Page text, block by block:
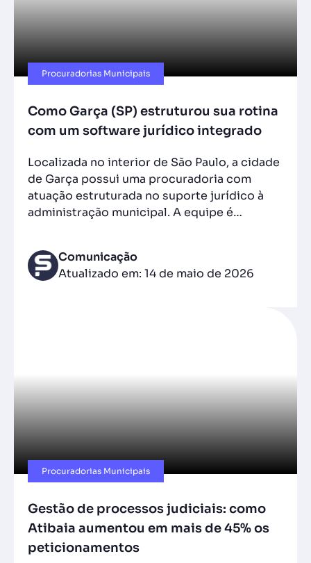
Procuradorias Municipais
Como Garça (SP) estruturou sua rotina
com um software jurídico integrado
Localizada no interior de São Paulo, a cidade
de Garça possui uma procuradoria com
atuação estruturada no suporte jurídico à
administração municipal. A equipe é…
Comunicação
Atualizado em: 14 de maio de 2026
Procuradorias Municipais
Gestão de processos judiciais: como
Atibaia aumentou em mais de 45% os
peticionamentos